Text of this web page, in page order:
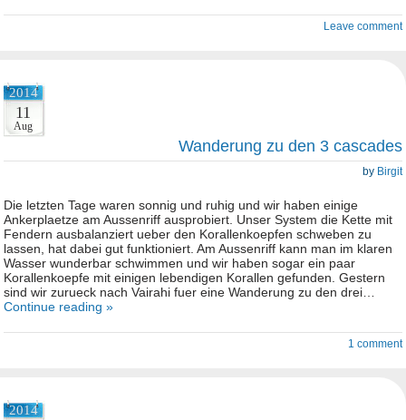
Leave comment
2014
11
Aug
Wanderung zu den 3 cascades
by Birgit
Die letzten Tage waren sonnig und ruhig und wir haben einige
Ankerplaetze am Aussenriff ausprobiert. Unser System die Kette mit
Fendern ausbalanziert ueber den Korallenkoepfen schweben zu
lassen, hat dabei gut funktioniert. Am Aussenriff kann man im klaren
Wasser wunderbar schwimmen und wir haben sogar ein paar
Korallenkoepfe mit einigen lebendigen Korallen gefunden. Gestern
sind wir zurueck nach Vairahi fuer eine Wanderung zu den drei…
Continue reading »
1 comment
2014